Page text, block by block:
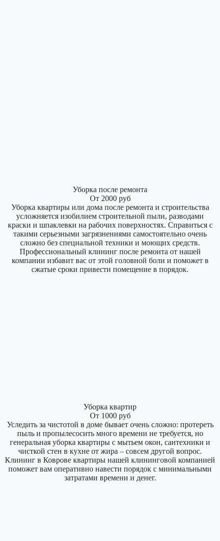
Уборка после ремонта
От 2000 руб
Уборка квартиры или дома после ремонта и строительства
усложняется изобилием строительной пыли, разводами
краски и шпаклевки на рабочих поверхностях. Справиться с
такими серьезными загрязнениями самостоятельно очень
сложно без специальной техники и моющих средств.
Профессиональный клининг после ремонта от нашей
компании избавит вас от этой головной боли и поможет в
сжатые сроки привести помещение в порядок.
Уборка квартир
От 1000 руб
Уследить за чистотой в доме бывает очень сложно: протереть
пыль и пропылесосить много времени не требуется, но
генеральная уборка квартиры с мытьем окон, сантехники и
чисткой стен в кухне от жира – совсем другой вопрос.
Клининг в Коврове квартиры нашей клининговой компанией
поможет вам оперативно навести порядок с минимальными
затратами времени и денег.